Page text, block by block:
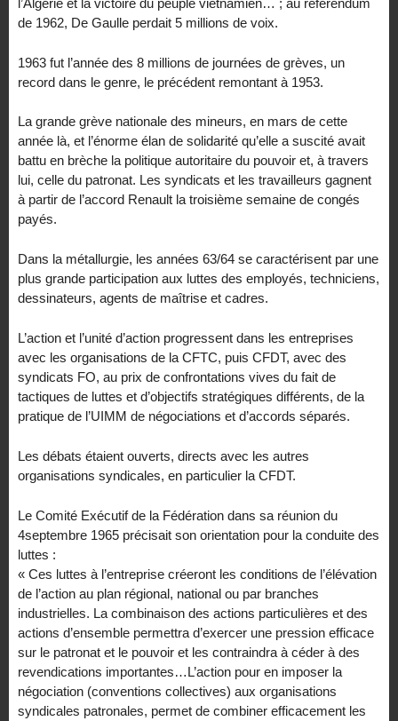
de 1962, De Gaulle perdait 5 millions de voix.
1963 fut l’année des 8 millions de journées de grèves, un
record dans le genre, le précédent remontant à 1953.
La grande grève nationale des mineurs, en mars de cette
année là, et l’énorme élan de solidarité qu’elle a suscité avait
battu en brèche la politique autoritaire du pouvoir et, à travers
lui, celle du patronat. Les syndicats et les travailleurs gagnent
à partir de l’accord Renault la troisième semaine de congés
payés.
Dans la métallurgie, les années 63/64 se caractérisent par une
plus grande participation aux luttes des employés, techniciens,
dessinateurs, agents de maîtrise et cadres.
L’action et l’unité d’action progressent dans les entreprises
avec les organisations de la CFTC, puis CFDT, avec des
syndicats FO, au prix de confrontations vives du fait de
tactiques de luttes et d’objectifs stratégiques différents, de la
pratique de l’UIMM de négociations et d’accords séparés.
Les débats étaient ouverts, directs avec les autres
organisations syndicales, en particulier la CFDT.
Le Comité Exécutif de la Fédération dans sa réunion du
4septembre 1965 précisait son orientation pour la conduite des
luttes :
« Ces luttes à l’entreprise créeront les conditions de l’élévation
de l’action au plan régional, national ou par branches
industrielles. La combinaison des actions particulières et des
actions d’ensemble permettra d’exercer une pression efficace
sur le patronat et le pouvoir et les contraindra à céder à des
revendications importantes…L’action pour en imposer la
négociation (conventions collectives) aux organisations
syndicales patronales, permet de combiner efficacement les